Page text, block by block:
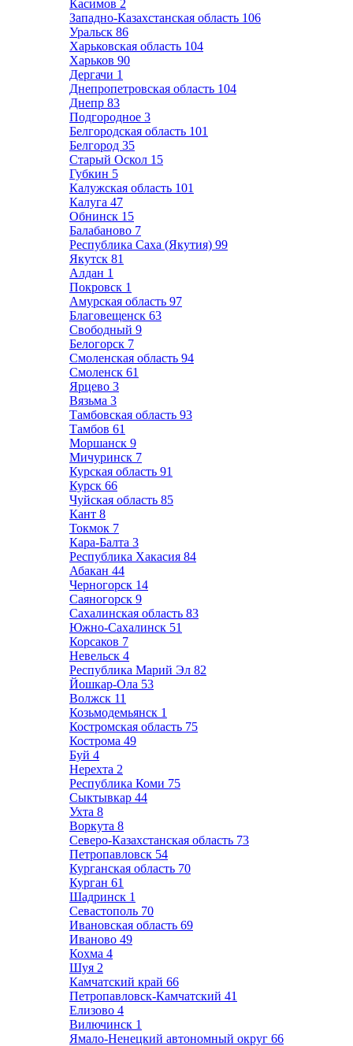
Касимов 2
Западно-Казахстанская область 106
Уральск 86
Харьковская область 104
Харьков 90
Дергачи 1
Днепропетровская область 104
Днепр 83
Подгородное 3
Белгородская область 101
Белгород 35
Старый Оскол 15
Губкин 5
Калужская область 101
Калуга 47
Обнинск 15
Балабаново 7
Республика Саха (Якутия) 99
Якутск 81
Алдан 1
Покровск 1
Амурская область 97
Благовещенск 63
Свободный 9
Белогорск 7
Смоленская область 94
Смоленск 61
Ярцево 3
Вязьма 3
Тамбовская область 93
Тамбов 61
Моршанск 9
Мичуринск 7
Курская область 91
Курск 66
Чуйская область 85
Кант 8
Токмок 7
Кара-Балта 3
Республика Хакасия 84
Абакан 44
Черногорск 14
Саяногорск 9
Сахалинская область 83
Южно-Сахалинск 51
Корсаков 7
Невельск 4
Республика Марий Эл 82
Йошкар-Ола 53
Волжск 11
Козьмодемьянск 1
Костромская область 75
Кострома 49
Буй 4
Нерехта 2
Республика Коми 75
Сыктывкар 44
Ухта 8
Воркута 8
Северо-Казахстанская область 73
Петропавловск 54
Курганская область 70
Курган 61
Шадринск 1
Севастополь 70
Ивановская область 69
Иваново 49
Кохма 4
Шуя 2
Камчатский край 66
Петропавловск-Камчатский 41
Елизово 4
Вилючинск 1
Ямало-Ненецкий автономный округ 66